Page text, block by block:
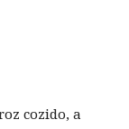
cozido, a